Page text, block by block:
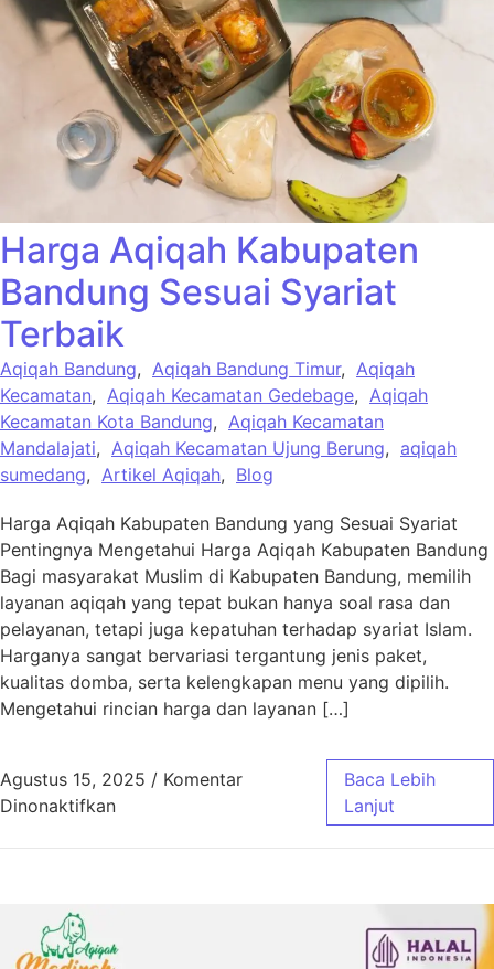
Harga Aqiqah Kabupaten
Bandung Sesuai Syariat
Terbaik
Aqiqah Bandung, Aqiqah Bandung Timur, Aqiqah
Kecamatan, Aqiqah Kecamatan Gedebage, Aqiqah
Kecamatan Kota Bandung, Aqiqah Kecamatan
Mandalajati, Aqiqah Kecamatan Ujung Berung, aqiqah
sumedang, Artikel Aqiqah, Blog
Harga Aqiqah Kabupaten Bandung yang Sesuai Syariat
Pentingnya Mengetahui Harga Aqiqah Kabupaten Bandung
Bagi masyarakat Muslim di Kabupaten Bandung, memilih
layanan aqiqah yang tepat bukan hanya soal rasa dan
pelayanan, tetapi juga kepatuhan terhadap syariat Islam.
Harganya sangat bervariasi tergantung jenis paket,
kualitas domba, serta kelengkapan menu yang dipilih.
Mengetahui rincian harga dan layanan […]
Agustus 15, 2025 / Komentar
Dinonaktifkanpada Harga Aqiqah Kabupaten Bandung
Baca Lebih
Lanjut